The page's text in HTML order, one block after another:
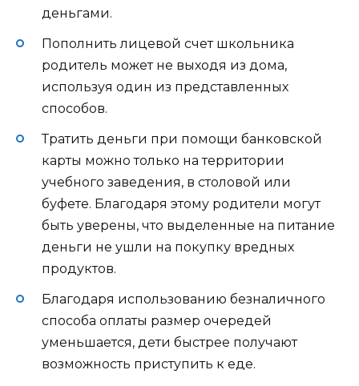
деньгами.
Пополнить лицевой счет школьника
родитель может не выходя из дома,
используя один из представленных
способов.
Тратить деньги при помощи банковской
карты можно только на территории
учебного заведения, в столовой или
буфете. Благодаря этому родители могут
быть уверены, что выделенные на питание
деньги не ушли на покупку вредных
продуктов.
Благодаря использованию безналичного
способа оплаты размер очередей
уменьшается, дети быстрее получают
возможность приступить к еде.